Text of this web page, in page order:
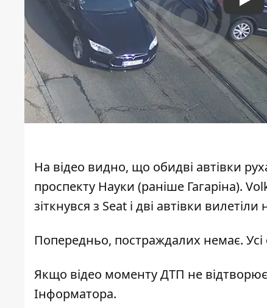
Play
На відео видно, що обидві автівки
проспекту Науки (раніше Гагаріна).
зіткнувся з Seat і дві автівки
Попередньо, постраждалих немає.
Якщо відео моменту ДТП не
Інформатора.